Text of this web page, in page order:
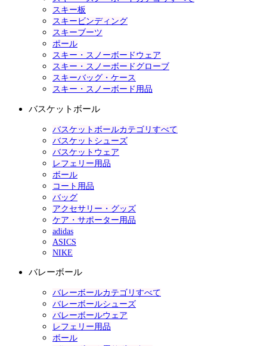
スキー板
スキービンディング
スキーブーツ
ポール
スキー・スノーボードウェア
スキー・スノーボードグローブ
スキーバッグ・ケース
スキー・スノーボード用品
バスケットボール
バスケットボールカテゴリすべて
バスケットシューズ
バスケットウェア
レフェリー用品
ボール
コート用品
バッグ
アクセサリー・グッズ
ケア・サポーター用品
adidas
ASICS
NIKE
バレーボール
バレーボールカテゴリすべて
バレーボールシューズ
バレーボールウェア
レフェリー用品
ボール